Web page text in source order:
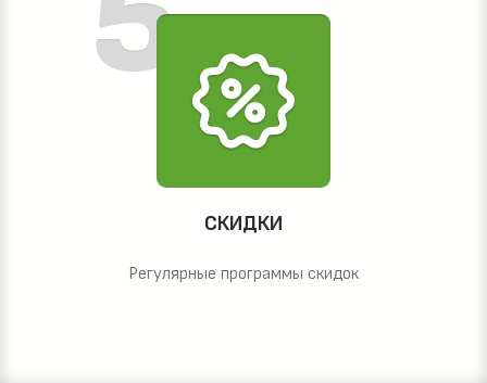
СКИДКИ
Регулярные программы скидок